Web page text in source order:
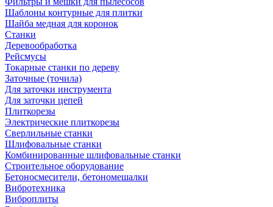
Шаблоны контурные для плитки
Шайба медная для коронок
Станки
Деревообработка
Рейсмусы
Токарные станки по дереву
Заточные (точила)
Для заточки инструмента
Для заточки цепей
Плиткорезы
Электрические плиткорезы
Сверлильные станки
Шлифовальные станки
Комбинированные шлифовальные станки
Строительное оборудование
Бетоносмесители, бетономешалки
Вибротехника
Виброплиты